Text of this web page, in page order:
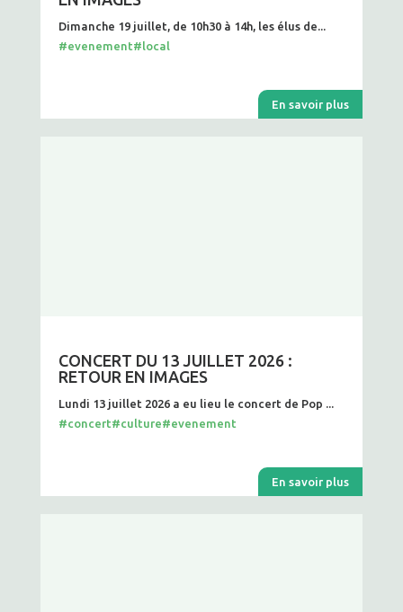
Dimanche 19 juillet, de 10h30 à 14h, les élus de...
#evenement#local
En savoir plus
CONCERT DU 13 JUILLET 2026 :
RETOUR EN IMAGES
Lundi 13 juillet 2026 a eu lieu le concert de Pop ...
#concert#culture#evenement
En savoir plus